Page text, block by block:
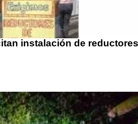
instalación de reductores